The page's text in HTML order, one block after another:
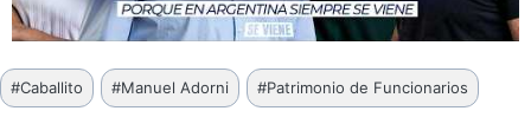
Etiquetas
de
#Caballito #Manuel Adorni #Patrimonio de Funcionarios